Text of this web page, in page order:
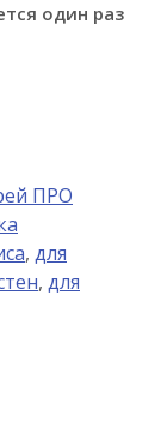
один раз
ПРО
, для
, для